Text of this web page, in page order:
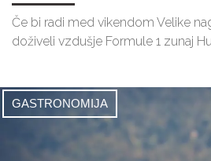
Če bi radi med vikendom Velike
doživeli vzdušje Formule 1 zunaj
GASTRONOMIJA